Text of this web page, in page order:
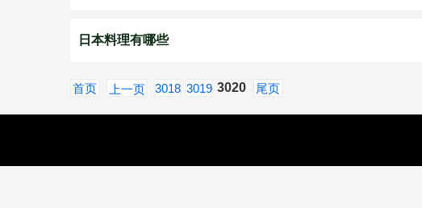
日本料理有哪些
首页 上一页 3018 3019 3020 尾页